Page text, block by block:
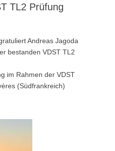
TL2 Prüfung
Andreas Jagoda
bestanden VDST TL2
im Rahmen der VDST
(Südfrankreich)